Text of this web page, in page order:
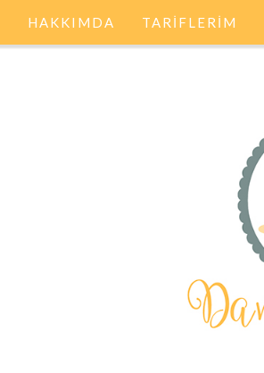
HAKKIMDA TARİFLERİM